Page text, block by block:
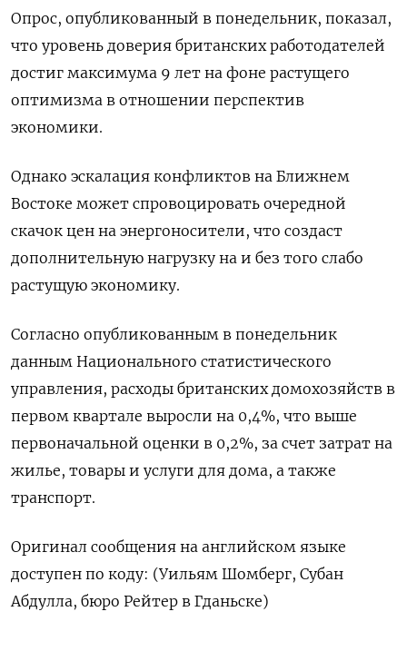
Опрос, опубликованный в понедельник, показал,
что уровень доверия британских работодателей
достиг максимума 9 лет на фоне растущего
оптимизма в отношении перспектив
экономики.
Однако эскалация конфликтов на Ближнем
Востоке может спровоцировать очередной
скачок цен на энергоносители, что создаст
дополнительную нагрузку на и без того слабо
растущую экономику.
Согласно опубликованным в понедельник
данным Национального статистического
управления, расходы британских домохозяйств в
первом квартале выросли на 0,4%, что выше
первоначальной оценки в 0,2%, за счет затрат на
жилье, товары и услуги для дома, а также
транспорт.
Оригинал сообщения на английском языке
доступен по коду: (Уильям Шомберг, Субан
Абдулла, бюро Рейтер в Гданьске)